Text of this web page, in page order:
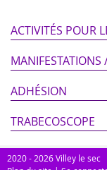
ACTIVITÉS POUR
MANIFESTATIONS
ADHÉSION
TRABECOSCOPE
2020 - 2026 Villey le sec